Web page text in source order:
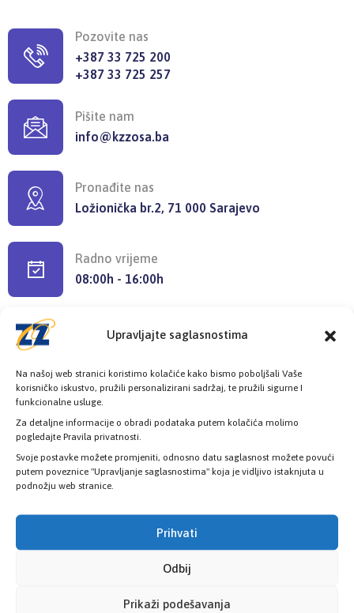
Upravljajte saglasnostima
Na našoj web stranici koristimo kolačiće kako bismo poboljšali Vaše
korisničko iskustvo, pružili personalizirani sadržaj, te pružili sigurne I
funkcionalne usluge.
Za detaljne informacije o obradi podataka putem kolačića molimo
pogledajte Pravila privatnosti.
Svoje postavke možete promjeniti, odnosno datu saglasnost možete povući
putem poveznice "Upravljanje saglasnostima" koja je vidljivo istaknjuta u
podnožju web stranice.
Prihvati
Odbij
Prikaži podešavanja
Pozovite nas
+387 33 725 200
+387 33 725 257
Pišite nam
info@kzzosa.ba
Pronađite nas
Ložionička br.2, 71 000 Sarajevo
Radno vrijeme
08:00h - 16:00h
Provjerite status vaše elektronske
zdravstvene kartice
PROVJERITE STATUS